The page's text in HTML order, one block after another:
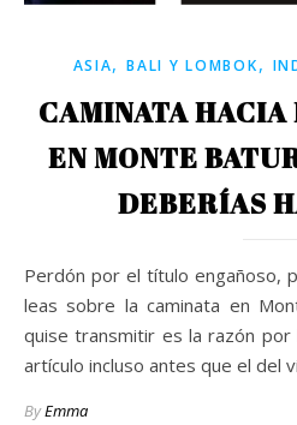
ASIA,BALI Y LOMBOK,
CAMINATA HACIA
EN MONTE
DEBERÍAS
Perdón por el título engañoso, pero realmente quiero que
leas sobre la caminata en
quise transmitir es la razón
artículo incluso antes que el del
ByEmma